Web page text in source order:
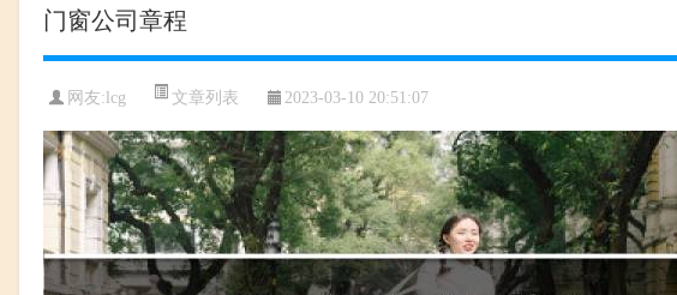
门窗公司章程
网友: lcg 文章列表 2023-03-10 20:51:07